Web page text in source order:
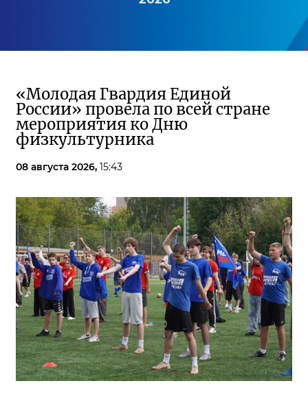
«Молодая Гвардия Единой
России» провела по всей стране
мероприятия ко Дню
физкультурника
08 августа 2026, 15:43